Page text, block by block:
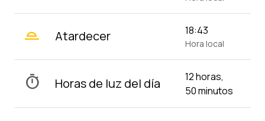
wb_twilight_2 Atardecer 18:43
Hora local
timer Horas de luz del día
12 horas,
50 minutos